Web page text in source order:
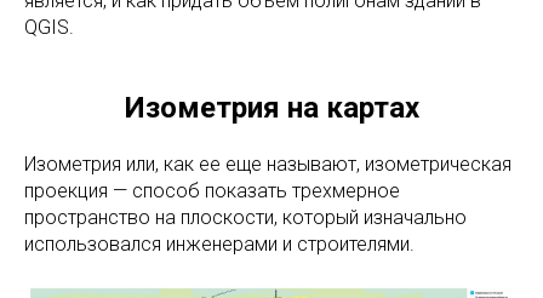
QGIS.
Изометрия на картах
Изометрия или, как ее еще называют, изометрическая
проекция — способ показать трехмерное
пространство на плоскости, который изначально
использовался инженерами и строителями.